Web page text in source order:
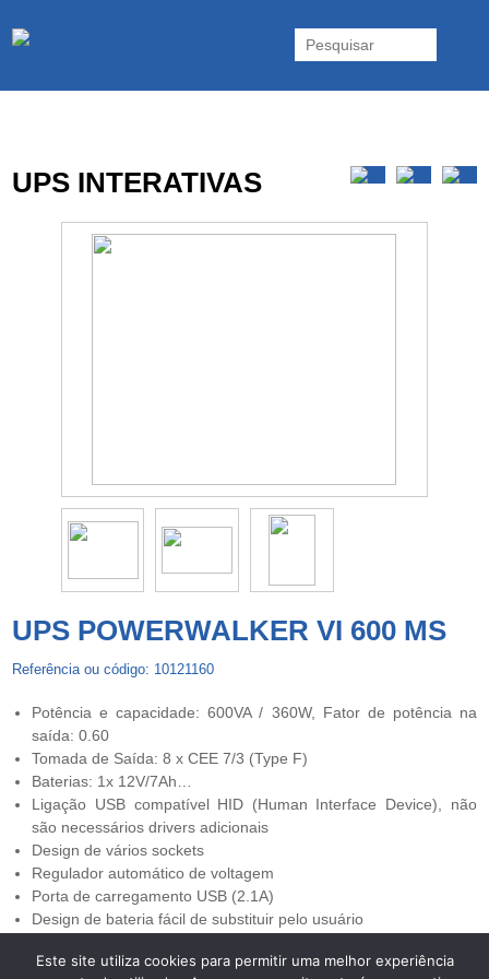
Inversores e acessórios. Portugal.
UPS INTERATIVAS
UPS POWERWALKER VI 600 MS
Referência ou código: 10121160
Potência e capacidade: 600VA / 360W, Fator de potência na
saída: 0.60
Tomada de Saída: 8 x CEE 7/3 (Type F)
Baterias: 1x 12V/7Ah…
Ligação USB compatível HID (Human Interface Device), não
são necessários drivers adicionais
Design de vários sockets
Regulador automático de voltagem
Porta de carregamento USB (2.1A)
Design de bateria fácil de substituir pelo usuário
Este site utiliza cookies para permitir uma melhor experiência